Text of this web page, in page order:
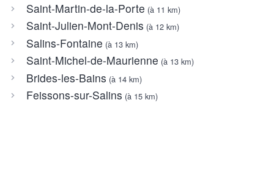
Saint-Martin-de-la-Porte (à 11 km)
Saint-Julien-Mont-Denis (à 12 km)
Salins-Fontaine (à 13 km)
Saint-Michel-de-Maurienne (à 13 km)
Brides-les-Bains (à 14 km)
Feissons-sur-Salins (à 15 km)